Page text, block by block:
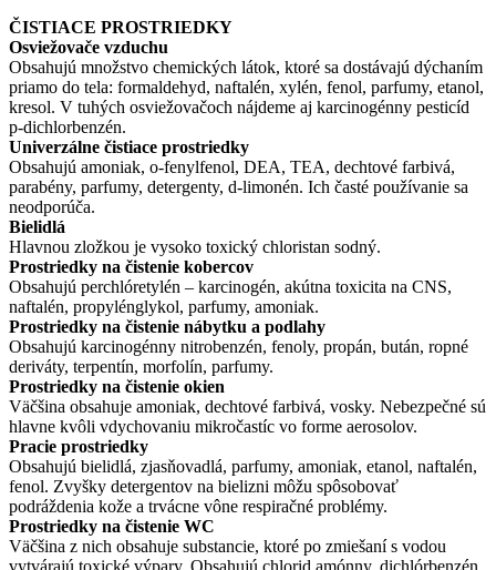
ČISTIACE PROSTRIEDKY
Osviežovače vzduchu
Obsahujú množstvo chemických látok, ktoré sa dostávajú dýchaním
priamo do tela: formaldehyd, naftalén, xylén, fenol, parfumy, etanol,
kresol. V tuhých osviežovačoch nájdeme aj karcinogénny pesticíd
p-dichlorbenzén.
Univerzálne čistiace prostriedky
Obsahujú amoniak, o-fenylfenol, DEA, TEA, dechtové farbivá,
parabény, parfumy, detergenty, d-limonén. Ich časté používanie sa
neodporúča.
Bielidlá
Hlavnou zložkou je vysoko toxický chloristan sodný.
Prostriedky na čistenie kobercov
Obsahujú perchlóretylén – karcinogén, akútna toxicita na CNS,
naftalén, propylénglykol, parfumy, amoniak.
Prostriedky na čistenie nábytku a podlahy
Obsahujú karcinogénny nitrobenzén, fenoly, propán, bután, ropné
deriváty, terpentín, morfolín, parfumy.
Prostriedky na čistenie okien
Väčšina obsahuje amoniak, dechtové farbivá, vosky. Nebezpečné sú
hlavne kvôli vdychovaniu mikročastíc vo forme aerosolov.
Pracie prostriedky
Obsahujú bielidlá, zjasňovadlá, parfumy, amoniak, etanol, naftalén,
fenol. Zvyšky detergentov na bielizni môžu spôsobovať
podráždenia kože a trvácne vône respiračné problémy.
Prostriedky na čistenie WC
Väčšina z nich obsahuje substancie, ktoré po zmiešaní s vodou
vytvárajú toxické výpary, Obsahujú chlorid amónny, dichlórbenzén,